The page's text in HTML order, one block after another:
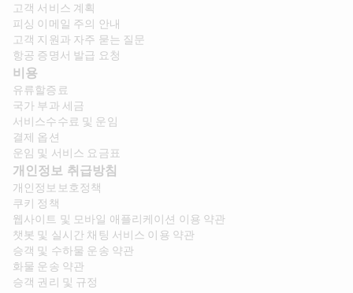
고객 서비스 계획
피싱 이메일 주의 안내
고객 지원과 자주 묻는 질문
항공 증명서 발급 요청
비용
유류할증료
국가 부과 세금
서비스수수료 및 운임
결제 옵션
운임 및 서비스 요금표
개인정보 취급방침
개인정보보호정책
쿠키 정책
웹사이트 및 모바일 애플리케이션 이용 약관
챗봇 및 실시간 채팅 서비스 이용 약관
승객 및 수하물 운송 약관
화물 운송 약관
승객 권리 및 규정